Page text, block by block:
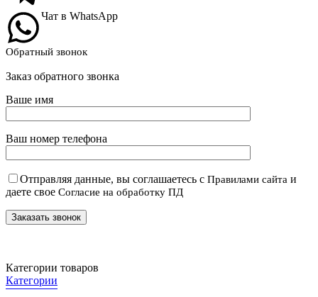
Чат в WhatsApp
Обратный звонок
Заказ обратного звонка
Ваше имя
Ваш номер телефона
Отправляя данные, вы соглашаетесь с Правилами сайта и
даете свое Согласие на обработку ПД
Категории товаров
Категории